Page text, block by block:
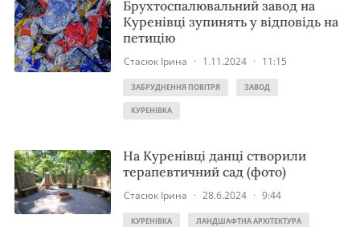
Брухтоспалювальний завод на
Куренівці зупинять у відповідь на
петицію
Стасюк Ірина · 1.11.2024 · 11:15
ЗАБРУДНЕННЯ ПОВІТРЯ ЗАВОД
КУРЕНІВКА
На Куренівці данці створили
терапевтичний сад (фото)
Стасюк Ірина · 28.6.2024 · 9:44
КУРЕНІВКА ЛАНДШАФТНА АРХІТЕКТУРА